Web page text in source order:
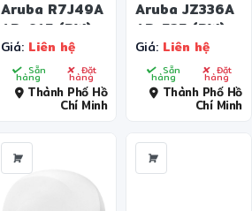
Aruba R7J49A
AP-615 (RW)
Unified AP
Giá: Liên hệ
Sẵn
hàng Đặt
hàng
Thành Phố Hồ
Chí Minh
Aruba JZ336A
AP-535 (RW)
Unified AP
Giá: Liên hệ
Sẵn
hàng Đặt
hàng
Thành Phố Hồ
Chí Minh